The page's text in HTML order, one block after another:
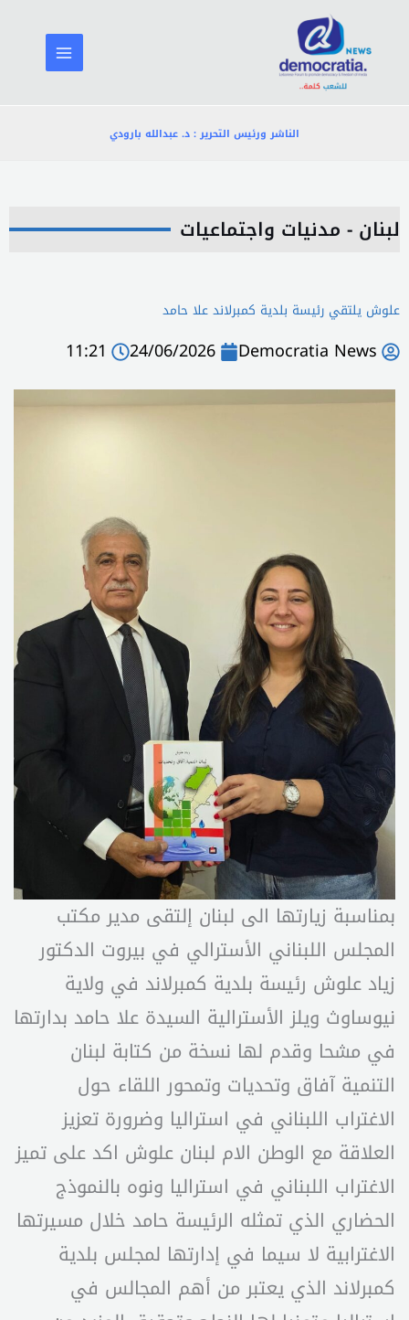
المحتوى
الناشر ورئيس التحرير : د. عبدالله بارودي
لبنان - مدنيات واجتماعيات
علوش يلتقي رئيسة بلدية كمبرلاند علا حامد
Democratia News
24/06/2026
11:21
بمناسبة زيارتها الى لبنان إلتقى مدير مكتب
المجلس اللبناني الأسترالي في بيروت الدكتور
زياد علوش رئيسة بلدية كمبرلاند في ولاية
نيوساوث ويلز الأسترالية السيدة علا حامد بدارتها
في مشحا وقدم لها نسخة من كتابة لبنان
التنمية آفاق وتحديات وتمحور اللقاء حول
الاغتراب اللبناني في استراليا وضرورة تعزيز
العلاقة مع الوطن الام لبنان علوش اكد على تميز
الاغتراب اللبناني في استراليا ونوه بالنموذج
الحضاري الذي تمثله الرئيسة حامد خلال مسيرتها
الاغترابية لا سيما في إدارتها لمجلس بلدية
كمبرلاند الذي يعتبر من أهم المجالس في